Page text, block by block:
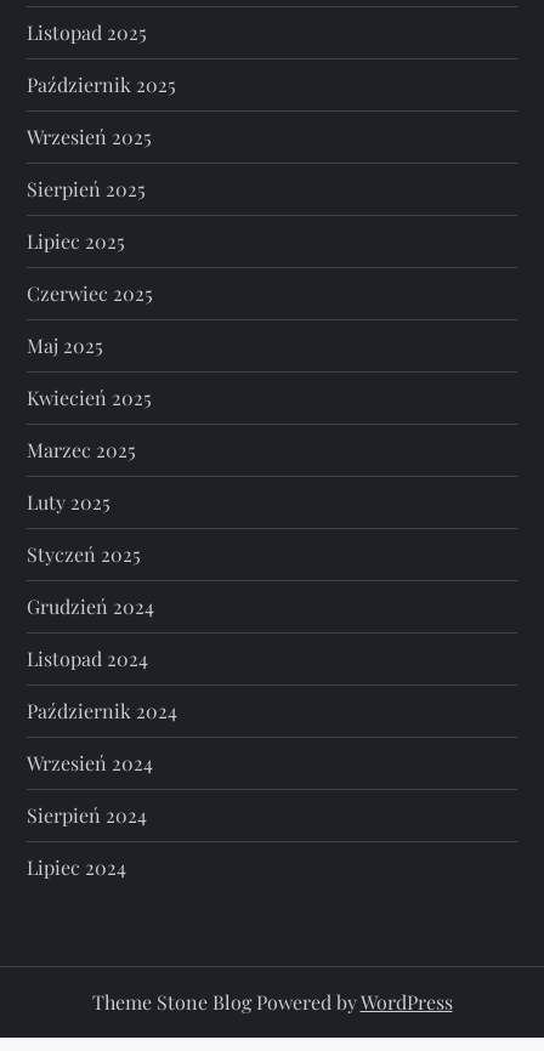
Listopad 2025
Październik 2025
Wrzesień 2025
Sierpień 2025
Lipiec 2025
Czerwiec 2025
Maj 2025
Kwiecień 2025
Marzec 2025
Luty 2025
Styczeń 2025
Grudzień 2024
Listopad 2024
Październik 2024
Wrzesień 2024
Sierpień 2024
Lipiec 2024
Theme Stone Blog Powered byWordPress